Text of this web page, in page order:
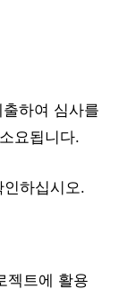
하여 심사를
요됩니다.
하십시오.
젝트에 활용